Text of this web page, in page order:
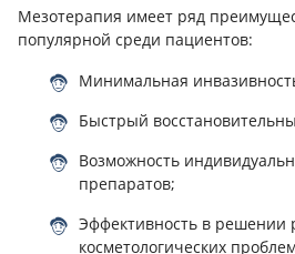
Мезотерапия имеет ряд
популярной среди пациентов:
Минимальная
Быстрый
Возможность
препаратов;
Эффективность в решении
косметологических